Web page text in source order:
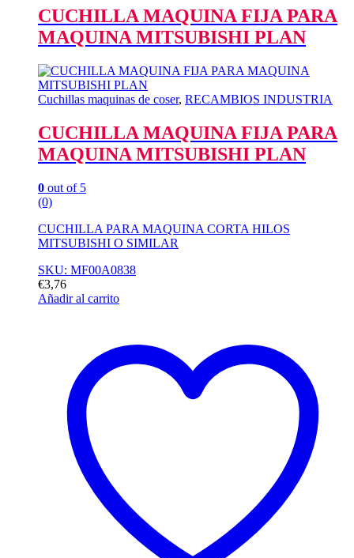
CUCHILLA MAQUINA FIJA PARA
MAQUINA MITSUBISHI PLAN
Cuchillas maquinas de coser, RECAMBIOS INDUSTRIA
CUCHILLA MAQUINA FIJA PARA
MAQUINA MITSUBISHI PLAN
0 out of 5
(0)
CUCHILLA PARA MAQUINA CORTA HILOS
MITSUBISHI O SIMILAR
SKU: MF00A0838
€3,76
Añadir al carrito